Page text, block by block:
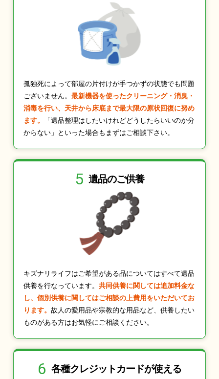
孤独死によって部屋の片付けが手つかずの状態でも問題
ございません。 最新機器を使ったクリーニング・消臭・
消毒を行い、天井から床底まで最大限の原状回復に努め
ます。
「遺品整理はしたいけれどどうしたらいいのか分
からない」といった場合もまずはご相談下さい。
5 遺品のご供養
キズナリライフはご希望がある品についてはすべて遺品
供養を行なっています。 共同供養に関しては追加料金な
し、個別供養に関してはご相談の上費用をいただいてお
ります。 故人の愛用品や宗教的な用品など、供養したい
ものがある方はお気軽にご相談ください。
6 各種クレジットカードが使える